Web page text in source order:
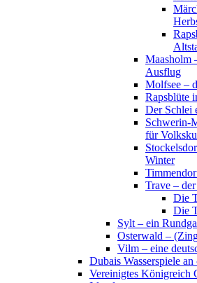
Maasholm
Ausflug
Molfsee –
Rapsblüte
Der Schlei
Schwerin-
für
Winter
Trave –
Die
Die
Sylt – ein
Osterwald –
Vilm – eine
Dubais Wasserspiele
Vereinigtes Königreich